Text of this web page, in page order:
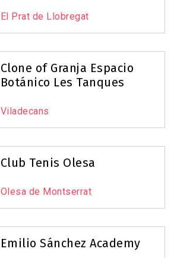
El Prat de Llobregat
Clone of Granja Espacio
Botánico Les Tanques
Viladecans
Club Tenis Olesa
Olesa de Montserrat
Emilio Sánchez Academy